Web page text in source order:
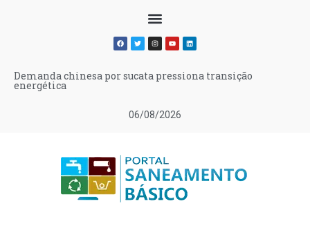
06/08/2026
Demanda chinesa por sucata pressiona transição
energética